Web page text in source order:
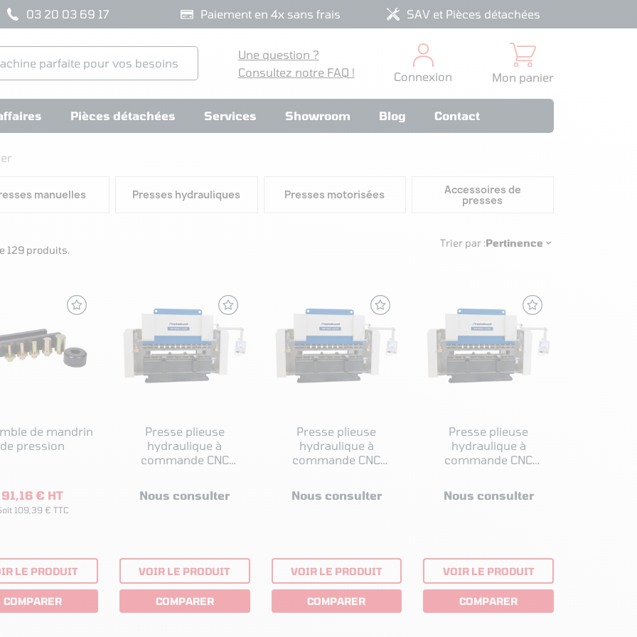
03 20 03 69 17 Paiement en 4x sans frais SAV et Pièces détachées
Une question ?
Consultez notre FAQ !
Connexion Mon panier
Pièces détachées Services Showroom Blog Contact
manuelles Presses hydrauliques Presses motorisées Accessoires de
presses
129 produits.
Trier par :Pertinence 
de mandrin
de pression
91,16 € HT
109,39 € TTC
LE PRODUIT
COMPARER
Presse plieuse
hydraulique à
commande CNC
Nous consulter
VOIR LE PRODUIT
COMPARER
Presse plieuse
hydraulique à
commande CNC
Nous consulter
VOIR LE PRODUIT
COMPARER
Presse plieuse
hydraulique à
commande CNC
Nous consulter
VOIR LE PRODUIT
COMPARER